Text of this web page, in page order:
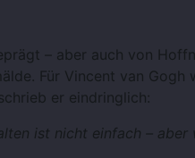
– aber auch von
Für Vincent van Gogh
er eindringlich:
ist nicht einfach – aber